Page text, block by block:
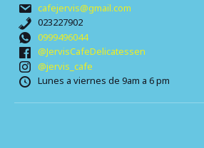
cafejervis@gmail.com
023227902
0999496044
@JervisCafeDelicatessen
@jervis_cafe
Lunes a viernes de 9am a 6 pm